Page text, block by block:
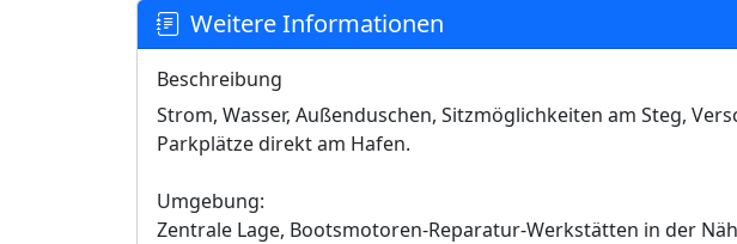
Weitere Informationen
Beschreibung
Strom, Wasser, Außenduschen, Sitzmöglichkeiten am Steg,
Parkplätze direkt am Hafen.
Umgebung:
Zentrale Lage, Bootsmotoren-Reparatur-Werkstätten in der